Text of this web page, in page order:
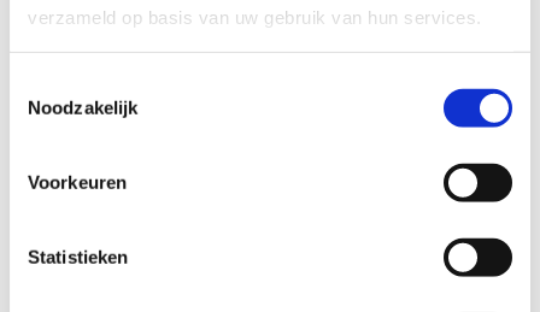
verzameld op basis van uw gebruik van hun services.
Noodzakelijk
Voorkeuren
Statistieken
STAAT VAN PARCOURS(ONDERGROND, BEGROEIING, ONDERHOUD)